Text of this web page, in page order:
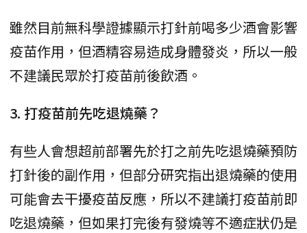
雖然目前無科學證據顯示打針前喝多少酒會影響
疫苗作用，但酒精容易造成身體發炎，所以一般
不建議民眾於打疫苗前後飲酒。
3. 打疫苗前先吃退燒藥？
有些人會想超前部署先於打之前先吃退燒藥預防
打針後的副作用，但部分研究指出退燒藥的使用
可能會去干擾疫苗反應，所以不建議打疫苗前即
吃退燒藥，但如果打完後有發燒等不適症狀仍是